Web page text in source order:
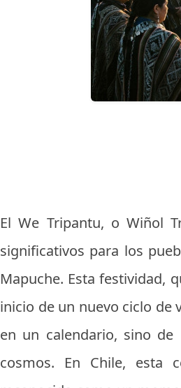
El We Tripantu, o Wiñol
significativos para los
Mapuche. Esta festividad,
inicio de un nuevo ciclo de
en un calendario, sino
cosmos. En Chile, esta